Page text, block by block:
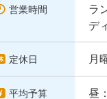
営業時間
ラ
デ
定休日 月
平均予算 昼